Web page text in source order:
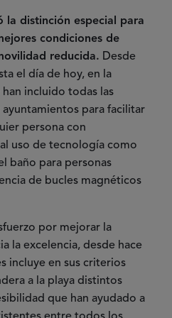
la distinción especial para
condiciones de
reducida. Desde
el día de hoy, en la
incluido todas las
para facilitar
persona con
uso de tecnología como
baño para personas
de bucles magnéticos
por mejorar la
la excelencia, desde hace
incluye en sus criterios
a la playa distintos
que han ayudado a